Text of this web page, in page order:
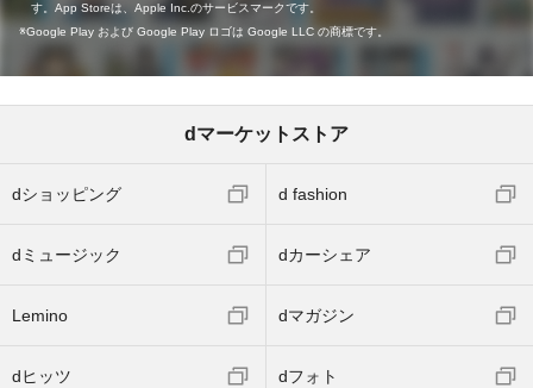
す。App Storeは、Apple Inc.のサービスマークです。
Google Play および Google Play ロゴは Google LLC の商標です。
dマーケットストア
dショッピング d fashion
dミュージック dカーシェア
Lemino dマガジン
dヒッツ dフォト